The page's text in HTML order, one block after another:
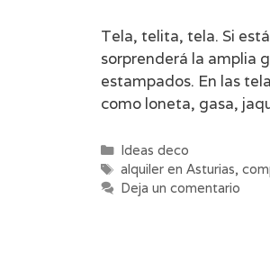
Tela, telita, tela. Si
sorprenderá la amplia
estampados. En las
como loneta, gasa,
Categorías
Ideas deco
Etiquetas
alquiler en Asturias,
Deja un comentario